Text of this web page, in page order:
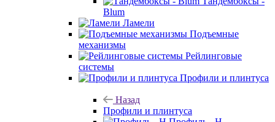
Blum
Ламели
Подъемные
механизмы
Рейлинговые
системы
Профили и плинтуса
Назад
Профили и плинтуса